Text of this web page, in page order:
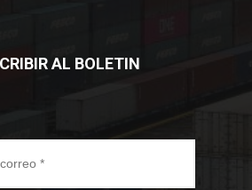
AL BOLETIN